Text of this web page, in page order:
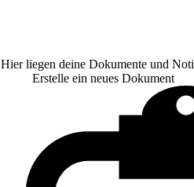
Hier liegen deine Dokumente und
Erstelle ein neues Dokument